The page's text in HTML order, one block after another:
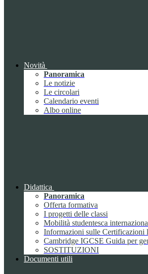
Novità
Panoramica
Le notizie
Le circolari
Calendario eventi
Albo online
Didattica
Panoramica
Offerta formativa
I progetti delle classi
Mobilità studentesca
Informazioni sulle Certificazioni
Cambridge IGCSE Guida per
SOSTITUZIONI
Documenti utili